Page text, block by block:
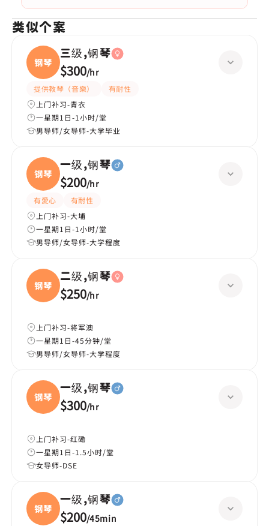
类似个案
钢琴
三级,钢琴
$300/hr
提供教琴（音樂）
有耐性
上门补习-青衣
一星期1日-1小时/堂
男导师/女导师-大学毕业
钢琴
一级,钢琴
$200/hr
有愛心
有耐性
上门补习-大埔
一星期1日-1小时/堂
男导师/女导师-大学程度
钢琴
二级,钢琴
$250/hr
上门补习-将军澳
一星期1日-45分钟/堂
男导师/女导师-大学程度
钢琴
一级,钢琴
$300/hr
上门补习-红磡
一星期1日-1.5小时/堂
女导师-DSE
钢琴
一级,钢琴
$200/45min